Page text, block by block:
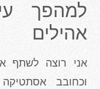
למהפך
אהילים
אני רוצה לשתף
וכחובב